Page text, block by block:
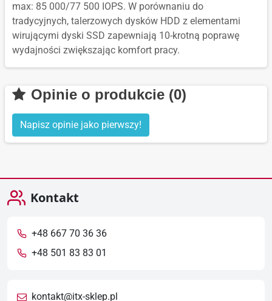
max: 85 000/77 500 IOPS. W porównaniu do
tradycyjnych, talerzowych dysków HDD z elementami
wirującymi dyski SSD zapewniają 10-krotną poprawę
wydajności zwiększając komfort pracy.
Opinie o produkcie (0)
Napisz opinie jako pierwszy!
Kontakt
+48 667 70 36 36
+48 501 83 83 01
kontakt@itx-sklep.pl